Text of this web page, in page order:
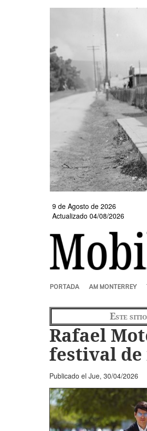
9 de Agosto de 2026
Actualizado 04/08/2026
SECCIONES
PORTADA AM MONTERREY
Este
Rafael
festival de
Publicado el Jue, 30/04/2026